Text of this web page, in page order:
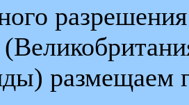
размещаем